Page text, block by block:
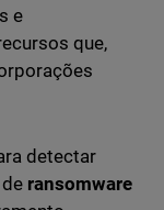
e
que,
detectar
ransomware